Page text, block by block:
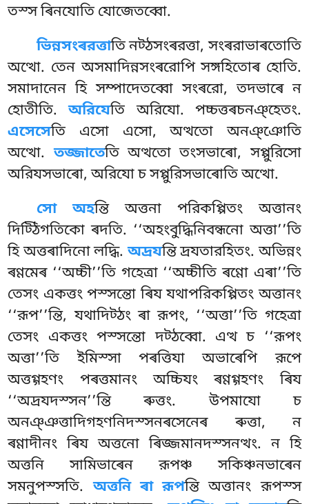
তস্স ৰিনযোতি যোজেতব্বো.
ভিন্নসংৰরত্তাতিনট্ঠসংৰরত্তা, সংৰরাভাৰতোতি
অত্থো. তেন অসমাদিন্নসংৰরোপি সঙ্গহিতোৰ হোতি.
সমাদানেন হি সম্পাদেতব্বো সংৰরো, তদভাৰে ন
হোতীতি.অরিযেতি অরিযো. পচ্চত্তৰচনঞ্হেতং.
এসেসেতি এসো এসো, অত্থতো অনঞ্ঞোতি
অত্থো.তজ্জাতেতি অত্থতো তংসভাৰো, সপ্পুরিসো
অরিযসভাৰো, অরিযো চ সপ্পুরিসভাৰোতি অত্থো.
সো অহন্তি অত্তনা পরিকপ্পিতং অত্তানং
দিট্ঠিগতিকো ৰদতি. ‘‘অহংবুদ্ধিনিবন্ধনো অত্তা’’তি
হি অত্তৰাদিনো লদ্ধি.অদ্ৰযন্তি দ্ৰযতারহিতং. অভিন্নং
ৰণ্ণমেৰ ‘‘অচ্চী’’তি গহেত্ৰা ‘‘অচ্চীতি ৰণ্ণো এৰা’’তি
তেসং একত্তং পস্সন্তো ৰিয যথাপরিকপ্পিতং অত্তানং
‘‘রূপ’’ন্তি, যথাদিট্ঠং ৰা রূপং, ‘‘অত্তা’’তি গহেত্ৰা
তেসং একত্তং পস্সন্তো দট্ঠব্বো. এত্থ চ ‘‘রূপং
অত্তা’’তিইমিস্সা পৰত্তিযা অভাৰেপি রূপে
অত্তগ্গহণং পৰত্তমানং অচ্চিযং ৰণ্ণগ্গহণং ৰিয
‘‘অদ্ৰযদস্সন’’ন্তি ৰুত্তং. উপমাযো চ
অনঞ্ঞত্তাদিগহণনিদস্সনৰসেনেৰ ৰুত্তা, ন
ৰণ্ণাদীনং ৰিয অত্তনো ৰিজ্জমানদস্সনত্থং. ন হি
অত্তনি সামিভাৰেন রূপঞ্চ সকিঞ্চনভাৰেন
সমনুপস্সতি.অত্তনি ৰা রূপন্তি অত্তানং রূপস্স